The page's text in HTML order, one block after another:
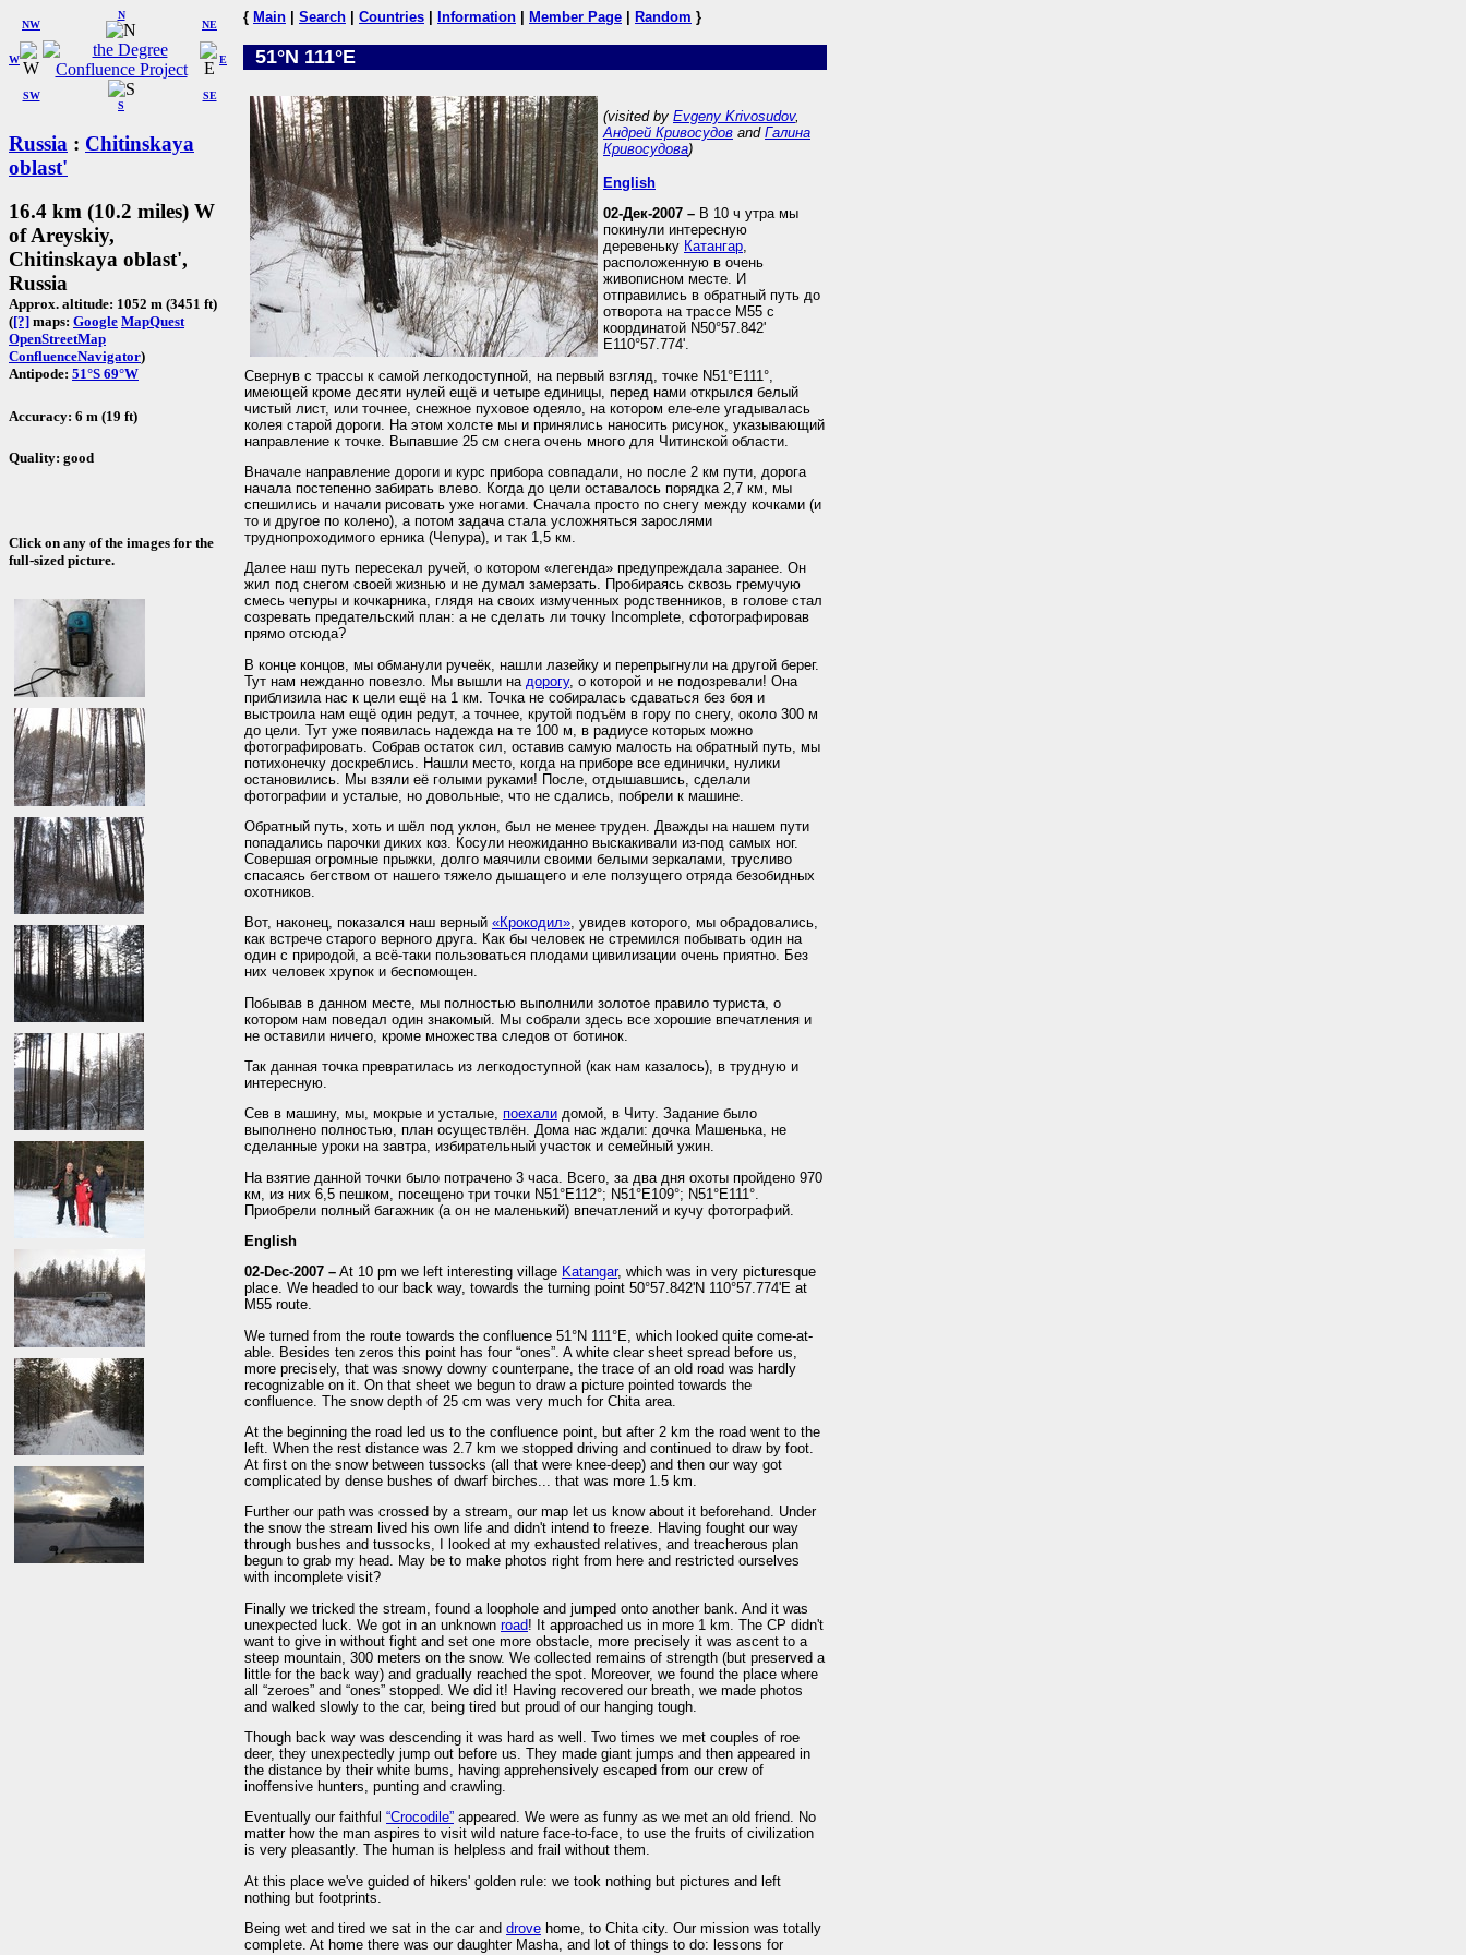
W
NW
N
NE
SW
S
SE
E
Russia : Chitinskaya
oblast'
16.4 km (10.2 miles) W
of Areyskiy,
Chitinskaya oblast',
Russia
Approx. altitude: 1052 m (3451 ft)
([?] maps: Google MapQuest
OpenStreetMap
ConfluenceNavigator)
Antipode: 51°S 69°W
Accuracy: 6 m (19 ft)
Quality: good
Click on any of the images for the
full-sized picture.
{ Main Search Countries Information Member Page Random }
51°N 111°E
(visited by Evgeny Krivosudov,
Андрей Кривосудов and Галина
Кривосудова)
English
02-Дек-2007 – В 10 ч утра мы
покинули интересную
деревеньку Катангар,
расположенную в очень
живописном месте. И
отправились в обратный путь до
отворота на трассе М55 с
координатой N50°57.842'
E110°57.774'.
Свернув с трассы к самой легкодоступной, на первый взгляд, точке N51°E111°,
имеющей кроме десяти нулей ещё и четыре единицы, перед нами открылся белый
чистый лист, или точнее, снежное пуховое одеяло, на котором еле-еле угадывалась
колея старой дороги. На этом холсте мы и принялись наносить рисунок, указывающий
направление к точке. Выпавшие 25 см снега очень много для Читинской области.
Вначале направление дороги и курс прибора совпадали, но после 2 км пути, дорога
начала постепенно забирать влево. Когда до цели оставалось порядка 2,7 км, мы
спешились и начали рисовать уже ногами. Сначала просто по снегу между кочками (и
то и другое по колено), а потом задача стала усложняться зарослями
труднопроходимого ерника (Чепура), и так 1,5 км.
Далее наш путь пересекал ручей, о котором «легенда» предупреждала заранее. Он
жил под снегом своей жизнью и не думал замерзать. Пробираясь сквозь гремучую
смесь чепуры и кочкарника, глядя на своих измученных родственников, в голове стал
созревать предательский план: а не сделать ли точку Incomplete, сфотографировав
прямо отсюда?
В конце концов, мы обманули ручеёк, нашли лазейку и перепрыгнули на другой берег.
Тут нам нежданно повезло. Мы вышли на дорогу, о которой и не подозревали! Она
приблизила нас к цели ещё на 1 км. Точка не собиралась сдаваться без боя и
выстроила нам ещё один редут, а точнее, крутой подъём в гору по снегу, около 300 м
до цели. Тут уже появилась надежда на те 100 м, в радиусе которых можно
фотографировать. Собрав остаток сил, оставив самую малость на обратный путь, мы
потихонечку доскреблись. Нашли место, когда на приборе все единички, нулики
остановились. Мы взяли её голыми руками! После, отдышавшись, сделали
фотографии и усталые, но довольные, что не сдались, побрели к машине.
Обратный путь, хоть и шёл под уклон, был не менее труден. Дважды на нашем пути
попадались парочки диких коз. Косули неожиданно выскакивали из-под самых ног.
Совершая огромные прыжки, долго маячили своими белыми зеркалами, трусливо
спасаясь бегством от нашего тяжело дышащего и еле ползущего отряда безобидных
охотников.
Вот, наконец, показался наш верный «Крокодил», увидев которого, мы обрадовались,
как встрече старого верного друга. Как бы человек не стремился побывать один на
один с природой, а всё-таки пользоваться плодами цивилизации очень приятно. Без
них человек хрупок и беспомощен.
Побывав в данном месте, мы полностью выполнили золотое правило туриста, о
котором нам поведал один знакомый. Мы собрали здесь все хорошие впечатления и
не оставили ничего, кроме множества следов от ботинок.
Так данная точка превратилась из легкодоступной (как нам казалось), в трудную и
интересную.
Сев в машину, мы, мокрые и усталые, поехали домой, в Читу. Задание было
выполнено полностью, план осуществлён. Дома нас ждали: дочка Машенька, не
сделанные уроки на завтра, избирательный участок и семейный ужин.
На взятие данной точки было потрачено 3 часа. Всего, за два дня охоты пройдено 970
км, из них 6,5 пешком, посещено три точки N51°E112°; N51°E109°; N51°E111°.
Приобрели полный багажник (а он не маленький) впечатлений и кучу фотографий.
English
02-Dec-2007 – At 10 pm we left interesting village Katangar, which was in very picturesque
place. We headed to our back way, towards the turning point 50°57.842'N 110°57.774'E at
M55 route.
We turned from the route towards the confluence 51°N 111°E, which looked quite come-at-
able. Besides ten zeros this point has four “ones”. A white clear sheet spread before us,
more precisely, that was snowy downy counterpane, the trace of an old road was hardly
recognizable on it. On that sheet we begun to draw a picture pointed towards the
confluence. The snow depth of 25 cm was very much for Chita area.
At the beginning the road led us to the confluence point, but after 2 km the road went to the
left. When the rest distance was 2.7 km we stopped driving and continued to draw by foot.
At first on the snow between tussocks (all that were knee-deep) and then our way got
complicated by dense bushes of dwarf birches... that was more 1.5 km.
Further our path was crossed by a stream, our map let us know about it beforehand. Under
the snow the stream lived his own life and didn't intend to freeze. Having fought our way
through bushes and tussocks, I looked at my exhausted relatives, and treacherous plan
begun to grab my head. May be to make photos right from here and restricted ourselves
with incomplete visit?
Finally we tricked the stream, found a loophole and jumped onto another bank. And it was
unexpected luck. We got in an unknown road! It approached us in more 1 km. The CP didn't
want to give in without fight and set one more obstacle, more precisely it was ascent to a
steep mountain, 300 meters on the snow. We collected remains of strength (but preserved a
little for the back way) and gradually reached the spot. Moreover, we found the place where
all “zeroes” and “ones” stopped. We did it! Having recovered our breath, we made photos
and walked slowly to the car, being tired but proud of our hanging tough.
Though back way was descending it was hard as well. Two times we met couples of roe
deer, they unexpectedly jump out before us. They made giant jumps and then appeared in
the distance by their white bums, having apprehensively escaped from our crew of
inoffensive hunters, punting and crawling.
Eventually our faithful “Crocodile” appeared. We were as funny as we met an old friend. No
matter how the man aspires to visit wild nature face-to-face, to use the fruits of civilization
is very pleasantly. The human is helpless and frail without them.
At this place we've guided of hikers' golden rule: we took nothing but pictures and left
nothing but footprints.
Being wet and tired we sat in the car and drove home, to Chita city. Our mission was totally
complete. At home there was our daughter Masha, and lot of things to do: lessons for